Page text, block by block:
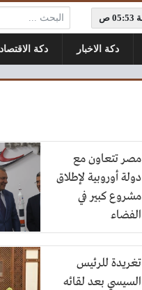
البحث:
دكة الاخبار دكة الاقتصاد
مصر تتعاون مع
دولة أوروبية لإطلاق
مشروع كبير في
الفضاء
تغريدة للرئيس
السيسي بعد لقائه